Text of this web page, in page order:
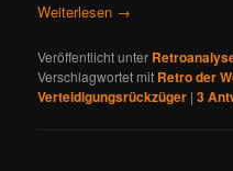
Weiterlesen →
Veröffentlicht unter
Verschlagwortet mit Retro der
Verteidigungsrückzüger |3